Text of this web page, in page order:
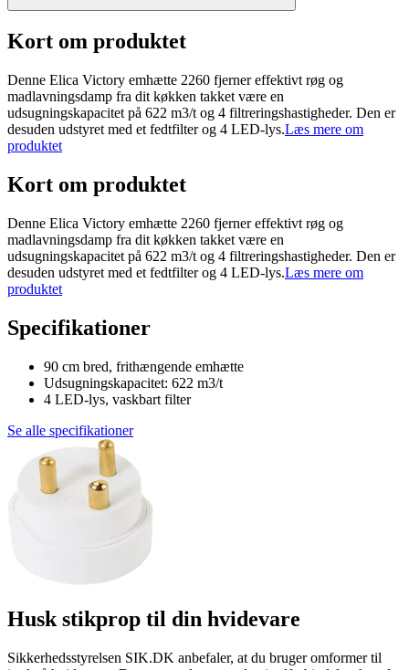
Kort om produktet
Denne Elica Victory emhætte 2260 fjerner effektivt røg og
madlavningsdamp fra dit køkken takket være en
udsugningskapacitet på 622 m3/t og 4 filtreringshastigheder. Den er
desuden udstyret med et fedtfilter og 4 LED-lys.Læs mere om
produktet
Kort om produktet
Denne Elica Victory emhætte 2260 fjerner effektivt røg og
madlavningsdamp fra dit køkken takket være en
udsugningskapacitet på 622 m3/t og 4 filtreringshastigheder. Den er
desuden udstyret med et fedtfilter og 4 LED-lys.Læs mere om
produktet
Specifikationer
90 cm bred, frithængende emhætte
Udsugningskapacitet: 622 m3/t
4 LED-lys, vaskbart filter
Se alle specifikationer
Husk stikprop til din hvidevare
Sikkerhedsstyrelsen SIK.DK anbefaler, at du bruger omformer til